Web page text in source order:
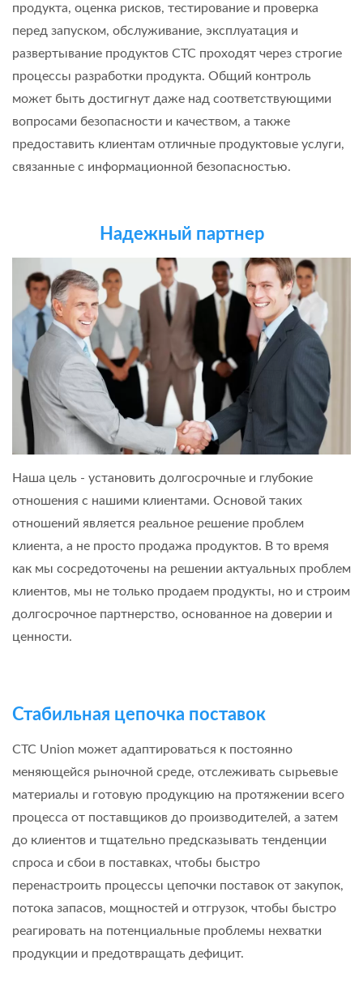
продукта, оценка рисков, тестирование и проверка
перед запуском, обслуживание, эксплуатация и
развертывание продуктов CTC проходят через строгие
процессы разработки продукта. Общий контроль
может быть достигнут даже над соответствующими
вопросами безопасности и качеством, а также
предоставить клиентам отличные продуктовые услуги,
связанные с информационной безопасностью.
Надежный партнер
Наша цель - установить долгосрочные и глубокие
отношения с нашими клиентами. Основой таких
отношений является реальное решение проблем
клиента, а не просто продажа продуктов. В то время
как мы сосредоточены на решении актуальных проблем
клиентов, мы не только продаем продукты, но и строим
долгосрочное партнерство, основанное на доверии и
ценности.
Стабильная цепочка поставок
CTC Union может адаптироваться к постоянно
меняющейся рыночной среде, отслеживать сырьевые
материалы и готовую продукцию на протяжении всего
процесса от поставщиков до производителей, а затем
до клиентов и тщательно предсказывать тенденции
спроса и сбои в поставках, чтобы быстро
перенастроить процессы цепочки поставок от закупок,
потока запасов, мощностей и отгрузок, чтобы быстро
реагировать на потенциальные проблемы нехватки
продукции и предотвращать дефицит.